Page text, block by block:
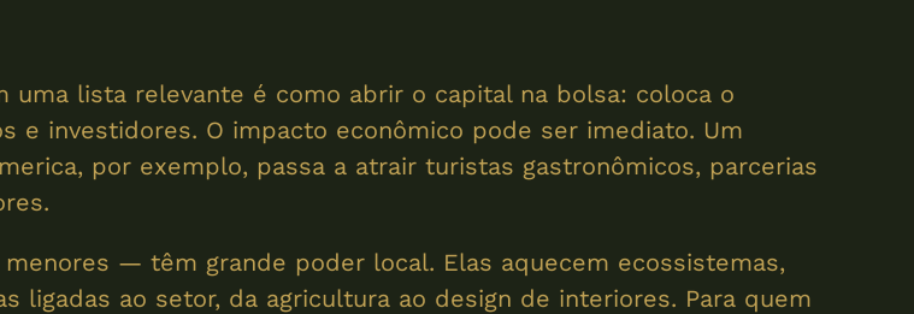
lista relevante é como abrir o capital na bolsa: coloca o
e investidores. O impacto econômico pode ser imediato. Um
por exemplo, passa a atrair turistas gastronômicos, parcerias
— têm grande poder local. Elas aquecem ecossistemas,
ao setor, da agricultura ao design de interiores. Para quem